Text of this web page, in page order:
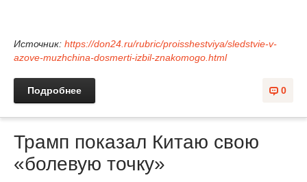
Источник: https://don24.ru/rubric/proisshestviya/sledstvie-v-
azove-muzhchina-dosmerti-izbil-znakomogo.html
0
Подробнее
Трамп показал Китаю свою
«болевую точку»